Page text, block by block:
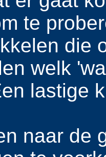
te
die
welk
lastige
naar de